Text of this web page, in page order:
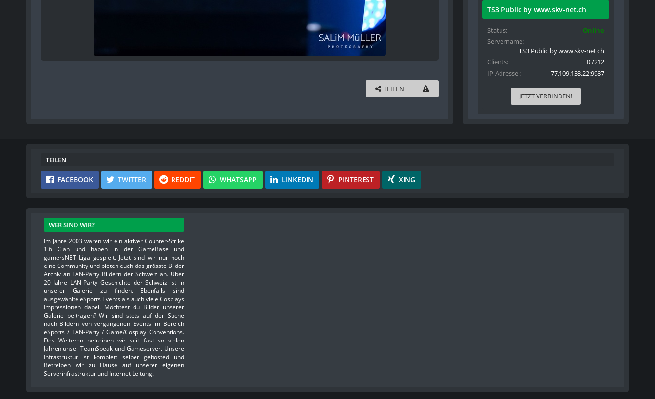
TEILEN
TS3 Public by www.skv-net.ch
Status
Online
Servername
TS3 Public by www.skv-net.ch
Clients
0 /212
IP-Adresse
77.109.133.22:9987
JETZT VERBINDEN!
TEILEN
FACEBOOK TWITTER REDDIT WHATSAPP LINKEDIN PINTEREST XING
WER SIND WIR?
Im Jahre 2003 waren wir ein aktiver Counter-Strike
1.6 Clan und haben in der GameBase und
gamersNET Liga gespielt. Jetzt sind wir nur noch
eine Community und bieten euch das grösste Bilder
Archiv an LAN-Party Bildern der Schweiz an. Über
20 Jahre LAN-Party Geschichte der Schweiz ist in
unserer Galerie zu finden. Ebenfalls sind
ausgewählte eSports Events als auch viele Cosplays
Impressionen dabei. Möchtest du Bilder unserer
Galerie beitragen? Wir sind stets auf der Suche
nach Bildern von vergangenen Events im Bereich
eSports / LAN-Party / Game/Cosplay Conventions.
Des Weiteren betreiben wir seit fast so vielen
Jahren unser TeamSpeak und Gameserver. Unsere
Infrastruktur ist komplett selber gehosted und
Betreiben wir zu Hause auf unserer eigenen
Serverinfrastruktur und Internet Leitung.